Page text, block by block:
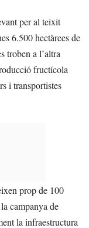
per al teixit
6.500 hectàrees de
troben a l’altra
fructícola
i transportistes
prop de 100
campanya de
la infraestructura